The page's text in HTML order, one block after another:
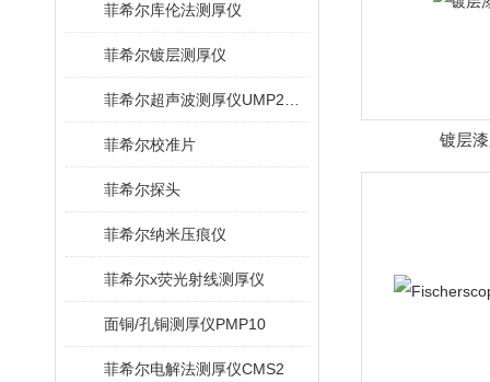
菲希尔库伦法测厚仪
菲希尔镀层测厚仪
菲希尔校准片
菲希尔探头
菲希尔纳米压痕仪
菲希尔x荧光射线测厚仪
面铜/孔铜测厚仪PMP10
菲希尔电解法测厚仪CMS2
镀层